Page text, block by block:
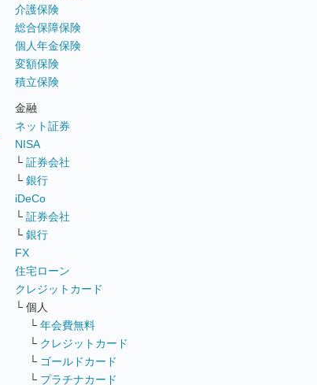
介護保険
総合保障保険
個人年金保険
変額保険
積立保険
金融
ネット証券
NISA
└ 証券会社
└ 銀行
iDeCo
└ 証券会社
└ 銀行
FX
住宅ローン
クレジットカード
└ 個人
└ 年会費無料
└ クレジットカード
└ ゴールドカード
└ プラチナカード